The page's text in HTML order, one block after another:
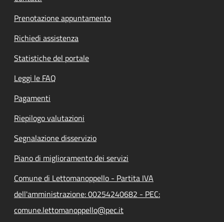
Prenotazione appuntamento
Richiedi assistenza
Statistiche del portale
Leggi le FAQ
Pagamenti
Riepilogo valutazioni
Segnalazione disservizio
Piano di miglioramento dei servizi
Comune di Lettomanoppello - Partita IVA
dell'amministrazione: 00254240682 - PEC:
comune.lettomanoppello@pec.it